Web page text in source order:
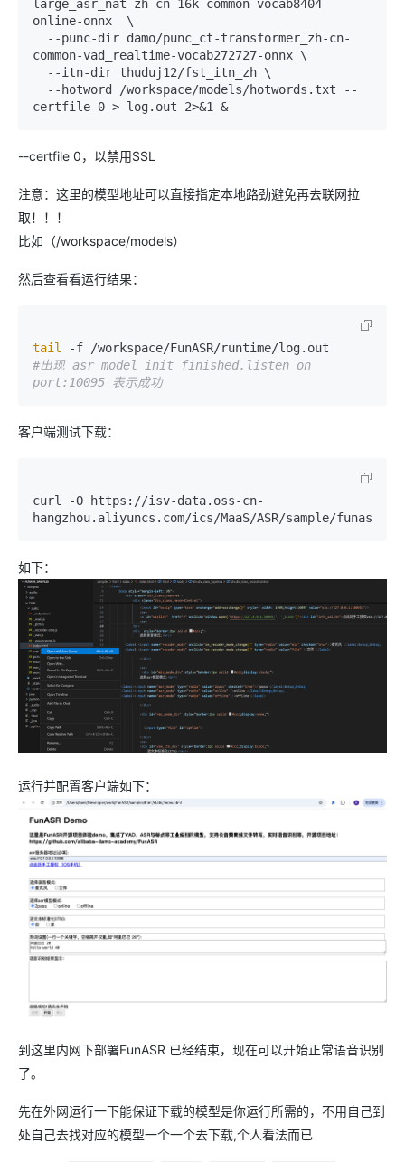
large_asr_nat-zh-cn-16k-common-vocab8404-
online-onnx  \
common-vad_realtime-vocab272727-onnx \
--certfile 0，以禁用SSL
注意：这里的模型地址可以直接指定本地路劲避免再去联网拉
取！！！
比如（/workspace/models）
然后查看看运行结果：
tail
#出现 asr model init finished.listen on
port:10095 表示成功
客户端测试下载：
curl -O https://isv-data.oss-cn-
如下：
运行并配置客户端如下：
到这里内网下部署FunASR 已经结束，现在可以开始正常语音识别
了。
先在外网运行一下能保证下载的模型是你运行所需的，不用自己到
处自己去找对应的模型一个一个去下载,个人看法而已